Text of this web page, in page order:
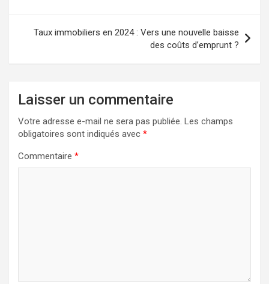
l’article
Taux immobiliers en 2024 : Vers une nouvelle baisse
des coûts d’emprunt ?
Laisser un commentaire
Votre adresse e-mail ne sera pas publiée. Les champs
obligatoires sont indiqués avec *
Commentaire *